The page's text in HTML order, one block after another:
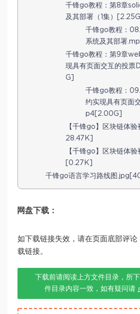
千锋go教程：第8章
及其部署（1集）[2.25G]
千锋go教程：
系统及其部署
千锋go教程：第9章
现具有页面交互的投票
G]
千锋go教程：
约实现具有页面
p4[2.00G]
【千锋go】区块链体
28.47K]
【千锋go】区块链体
[0.27K]
千锋go语言学习路线图
网盘下载：
如下载链接失效，请在页面底部评
载链接。
下载前请阅读上方文件目录，所
件目录内容一致，如有疑问请